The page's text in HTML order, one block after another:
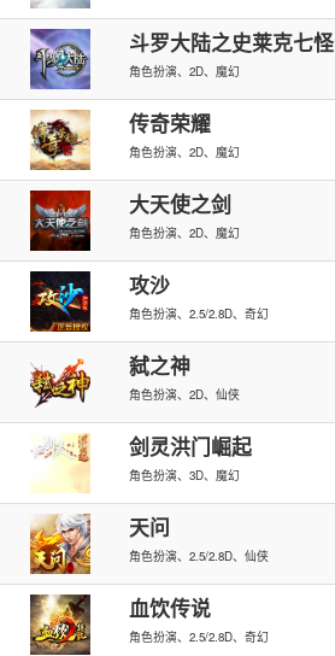
斗罗大陆之史莱克七怪
角色扮演、2D、魔幻
传奇荣耀
角色扮演、2D、魔幻
大天使之剑
角色扮演、2D、魔幻
攻沙
角色扮演、2.5/2.8D、奇幻
弑之神
角色扮演、2D、仙侠
剑灵洪门崛起
角色扮演、3D、魔幻
天问
角色扮演、2.5/2.8D、仙侠
血饮传说
角色扮演、2.5/2.8D、奇幻